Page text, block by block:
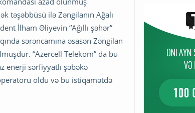
təşəbbüsü ilə Zəngilanın Ağalı
İlham Əliyevin “Ağıllı şəhər”
sərəncamına əsasən Zəngilan
“Azercell Telekom” da bu
enerji sərfiyyatlı şəbəkə
oldu və bu istiqamətdə